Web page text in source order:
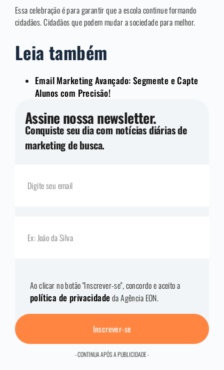
Essa celebração é para garantir que a escola continue formando
cidadãos. Cidadãos que podem mudar a sociedade para melhor.
Leia também
Email Marketing Avançado: Segmente e Capte
Alunos com Precisão!
Assine nossa newsletter.
Conquiste seu dia com notícias diárias de
marketing de busca.
Ao clicar no botão "Inscrever-se", concordo e aceito a
política de privacidadeda Agência EON.
Inscrever-se
- CONTINUA APÓS A PUBLICIDADE -